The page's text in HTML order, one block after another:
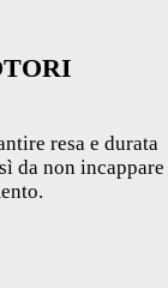
resa e durata
da non incappare